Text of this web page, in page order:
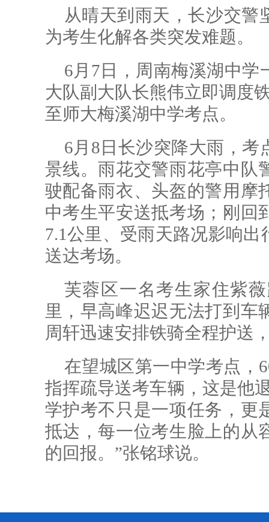
从晴天到雨天，长沙交警
为考生化解各类突发难题。
6月7日，周南梅溪湖中学
大队副大队长熊伟立即调度
至师大梅溪湖中学考点。
6月8日长沙突降大雨，考
景线。雨花交警雨花亭中队
驶配备雨衣、头盔的警用摩
中考生平安送抵考场；刚回
7.1公里、受雨天路况影响
送达考场。
芙蓉区一名考生家住紫
里，早高峰迟迟无法打到车
周轩迅速安排铁骑全程护送
在望城区第一中学考点，
指挥疏导送考车辆，这是他
学护考不只是一项任务，更
抵达，每一位考生脸上的从
的回报。”张铭球说。